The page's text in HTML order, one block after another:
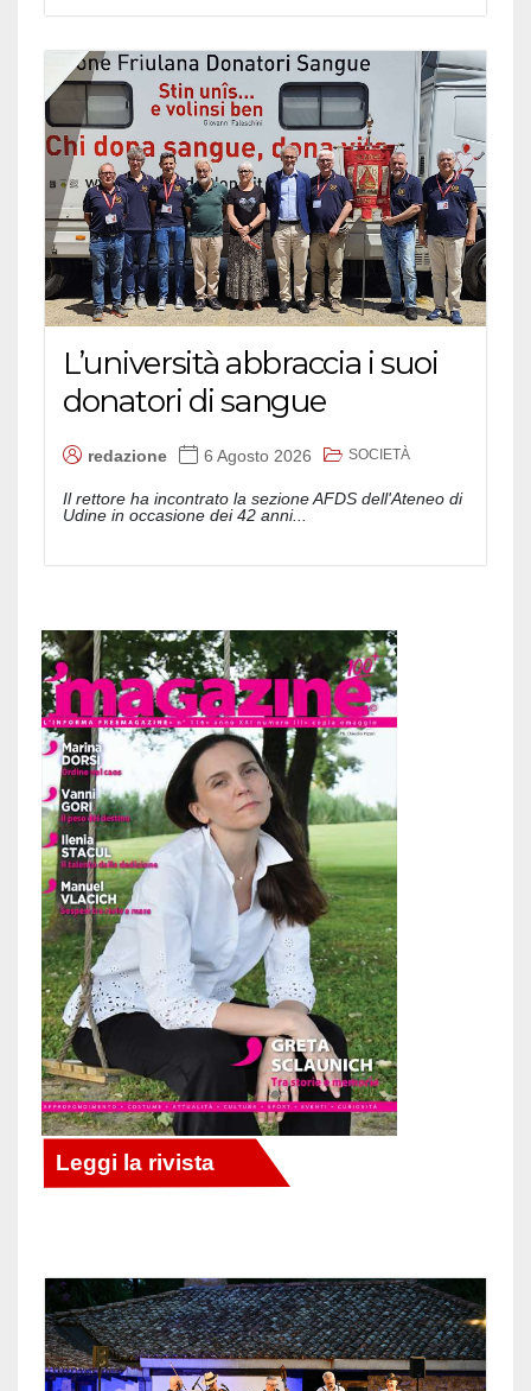
L’università abbraccia i suoi
donatori di sangue
redazione 6 Agosto 2026 SOCIETÀ
Il rettore ha incontrato la sezione AFDS dell'Ateneo di
Udine in occasione dei 42 anni...